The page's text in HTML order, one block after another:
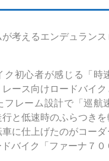
考えるエンデュランス
ク初心者が感じる「時
ース向けロードバイ
フレーム設計で「巡航
と低速時のふらつき
に仕上げたのがコー
バイク「ファーナ７０